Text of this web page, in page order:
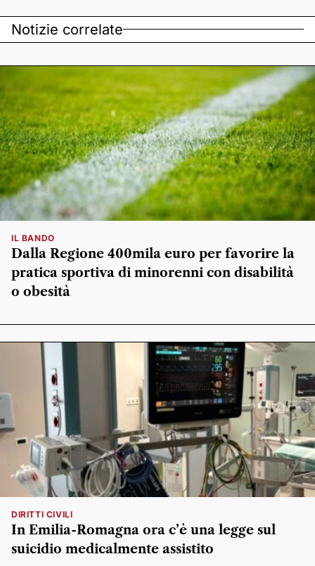
Notizie correlate
IL BANDO
Dalla Regione 400mila euro per favorire la
pratica sportiva di minorenni con disabilità
o obesità
DIRITTI CIVILI
In Emilia-Romagna ora c’è una legge sul
suicidio medicalmente assistito